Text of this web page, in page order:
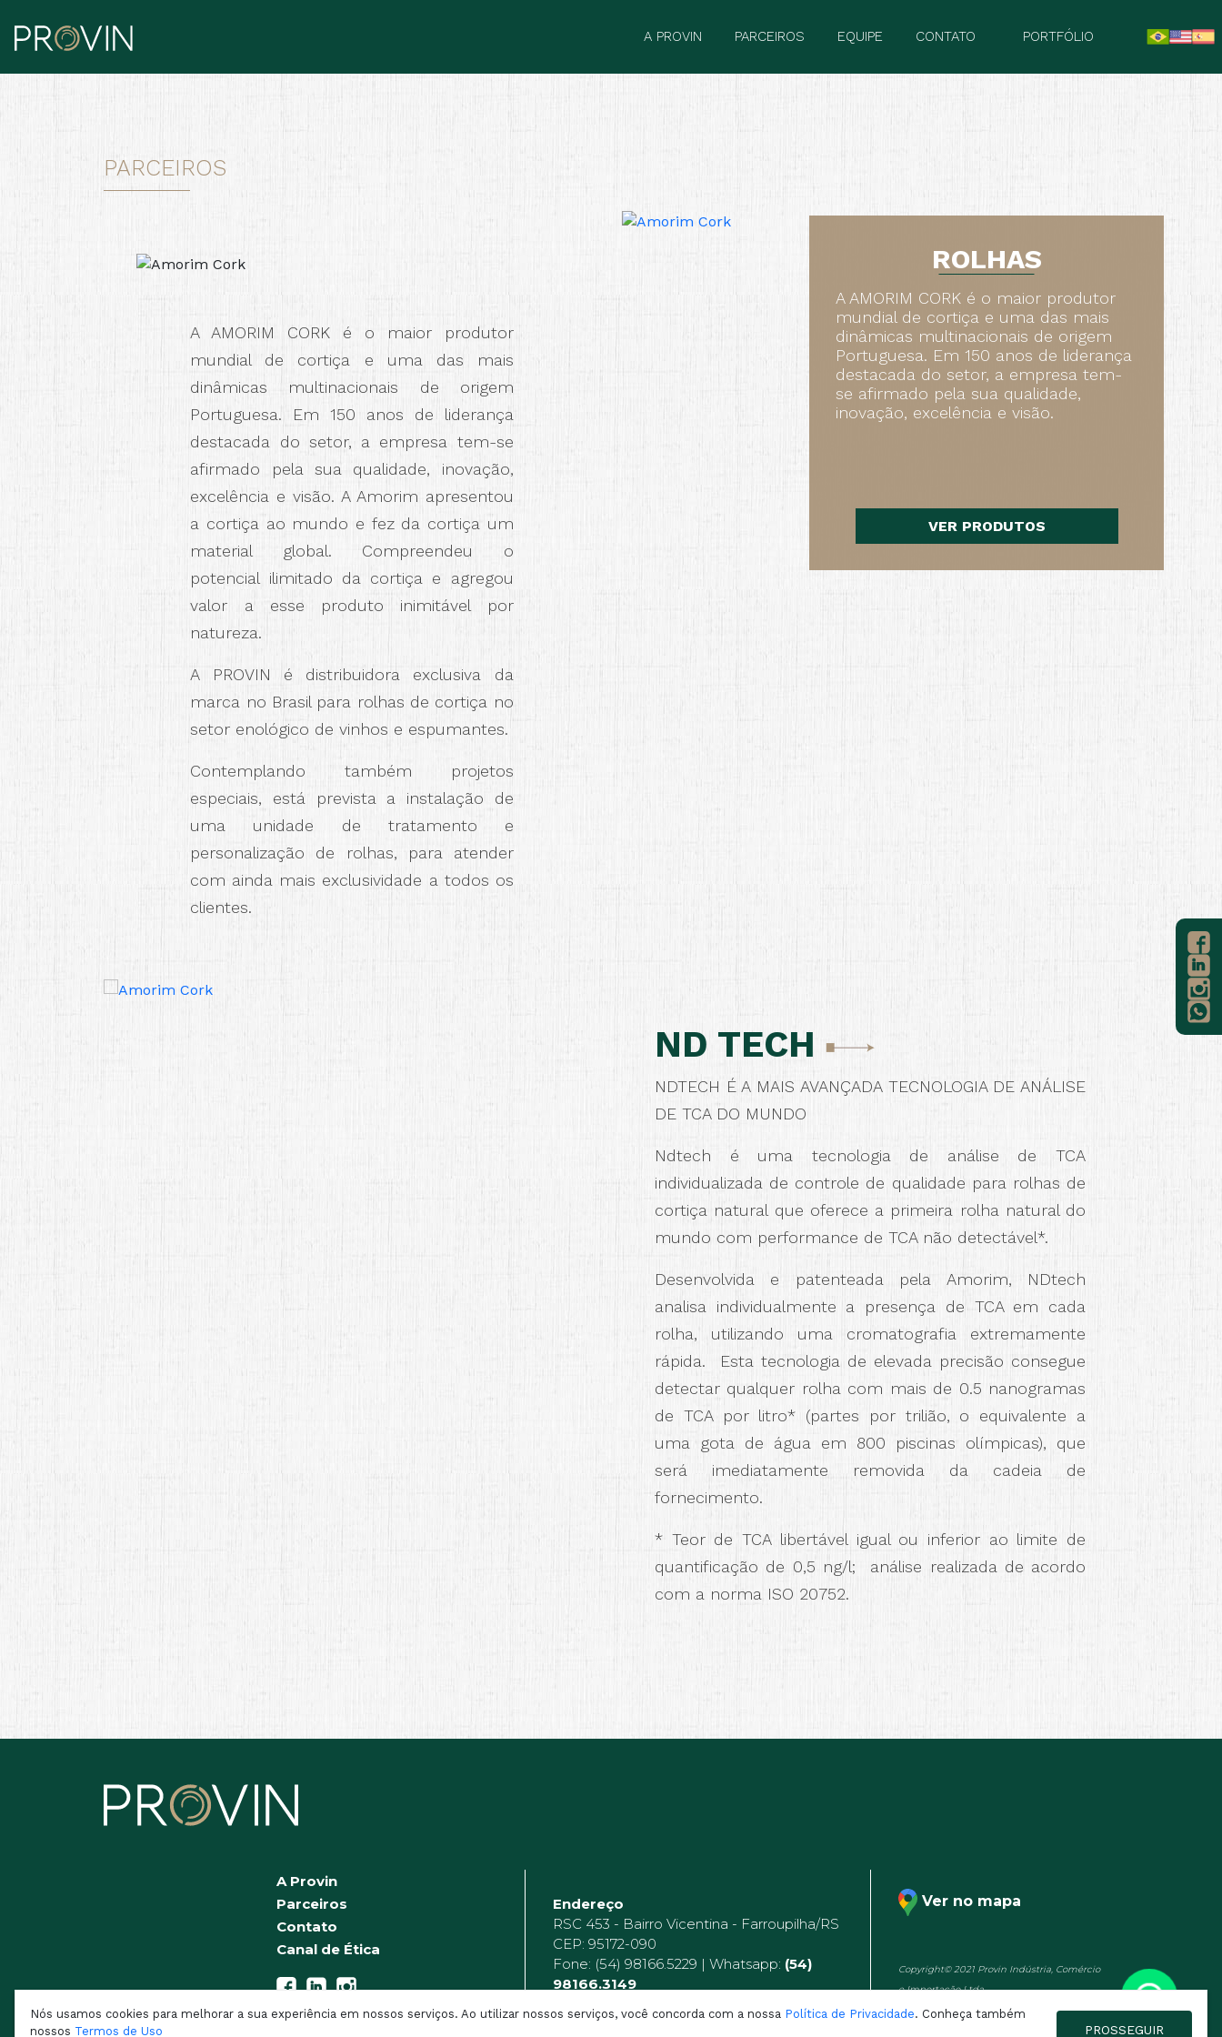
A PROVIN PARCEIROS EQUIPE CONTATO PORTFÓLIO
PARCEIROS
A AMORIM CORK é o maior produtor
mundial de cortiça e uma das mais
dinâmicas multinacionais de origem
Portuguesa. Em 150 anos de liderança
destacada do setor, a empresa tem-se
afirmado pela sua qualidade, inovação,
excelência e visão. A Amorim apresentou
a cortiça ao mundo e fez da cortiça um
material global. Compreendeu o
potencial ilimitado da cortiça e agregou
valor a esse produto inimitável por
natureza.
A PROVIN é distribuidora exclusiva da
marca no Brasil para rolhas de cortiça no
setor enológico de vinhos e espumantes.
Contemplando também projetos
especiais, está prevista a instalação de
uma unidade de tratamento e
personalização de rolhas, para atender
com ainda mais exclusividade a todos os
clientes.
ROLHAS
A AMORIM CORK é o maior produtor
mundial de cortiça e uma das mais
dinâmicas multinacionais de origem
Portuguesa. Em 150 anos de liderança
destacada do setor, a empresa tem-
se afirmado pela sua qualidade,
inovação, excelência e visão.
VER PRODUTOS
ND TECH
NDTECH É A MAIS AVANÇADA TECNOLOGIA DE ANÁLISE
DE TCA DO MUNDO
Ndtech é uma tecnologia de análise de TCA
individualizada de controle de qualidade para rolhas de
cortiça natural que oferece a primeira rolha natural do
mundo com performance de TCA não detectável*.
Desenvolvida e patenteada pela Amorim, NDtech
analisa individualmente a presença de TCA em cada
rolha, utilizando uma cromatografia extremamente
rápida. Esta tecnologia de elevada precisão consegue
detectar qualquer rolha com mais de 0.5 nanogramas
de TCA por litro* (partes por trilião, o equivalente a
uma gota de água em 800 piscinas olímpicas), que
será imediatamente removida da cadeia de
fornecimento.
* Teor de TCA libertável igual ou inferior ao limite de
quantificação de 0,5 ng/l; análise realizada de acordo
com a norma ISO 20752.
A Provin
Parceiros
Contato
Canal de Ética
Provin Brasil
Endereço
RSC 453 - Bairro Vicentina - Farroupilha/RS
CEP: 95172-090
Fone: (54) 98166.5229 | Whatsapp: (54)
98166.3149
Ver no mapa
Copyright© 2021 Provin Indústria, Comércio
e Importação Ltda.
Nós usamos cookies para melhorar a sua experiência em nossos serviços. Ao utilizar nossos serviços, você concorda com a nossa Política de Privacidade. Conheça também
nossos Termos de Uso PROSSEGUIR